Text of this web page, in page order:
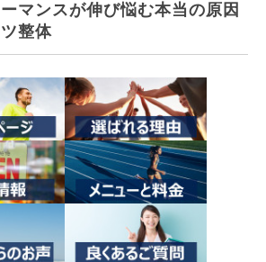
マンスが伸び悩む本当の原因
整体